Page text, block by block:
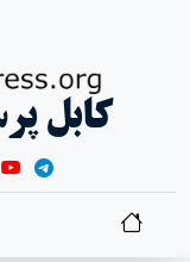
کابل پرس